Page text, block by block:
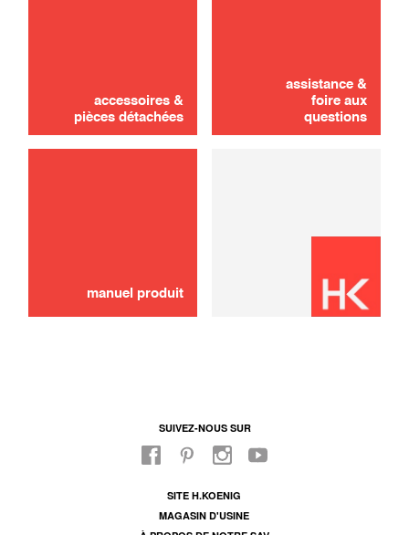
accessoires &
pièces détachées
assistance &
foire aux
questions
manuel produit
SUIVEZ-NOUS SUR
SITE H.KOENIG
MAGASIN D'USINE